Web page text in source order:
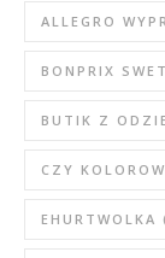
ALLEGRO
BONPRIX
BUTIK Z
CZY
EHURTWOLKA